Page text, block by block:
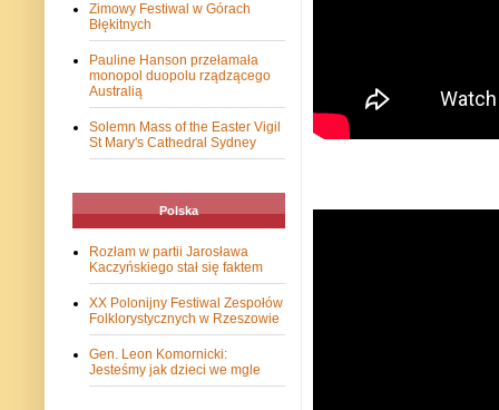
Zimowy Festiwal w Górach
Błękitnych
Pauline Hanson przełamała
monopol duopolu rządzącego
Australią
Solemn Mass of the Easter Vigil
St Mary's Cathedral Sydney
Polska
Rozłam w partii Jarosława
Kaczyńskiego stał się faktem
XX Polonijny Festiwal Zespołów
Folklorystycznych w Rzeszowie
Gen. Leon Komornicki:
Jesteśmy jak dzieci we mgle